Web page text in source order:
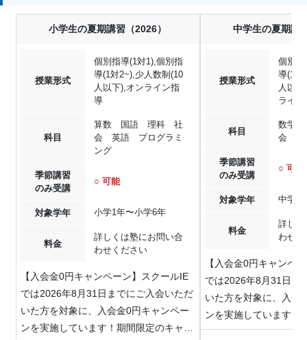
小学生の夏期講習（2026）
授業形式
個別指導(1対1),個別指
導(1対2~),少人数制(10
人以下),オンライン指
導
科目
算数 国語 理科 社
会 英語 プログラミ
ング
季節講習
のみ受講
○ 可能
対象学年 小学1年〜小学6年
料金
詳しくは塾にお問い合
わせください
【入会金0円キャンペーン】スクールIE
では2026年8月31日までにご入会いただ
いた方を対象に、入会金0円キャンペー
ンを実施しています！期間限定のキャン
中学生の夏期講
授業形式
個別指
導(1対
人以
ライン
科目
数学
会 英
季節講習
のみ受講
○ 可能
対象学年 中学1
料金
詳しく
わせ
【入会金0円キャンペ
では2026年8月31日ま
いた方を対象に、入会
ンを実施しています！
ペー…